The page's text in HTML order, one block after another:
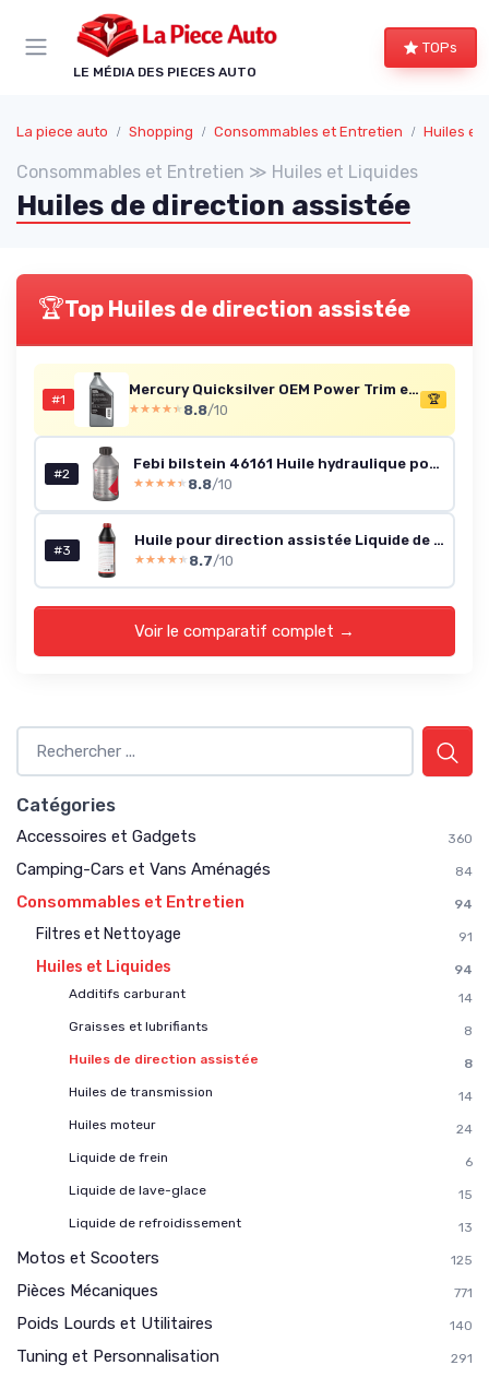
LE MÉDIA DES PIECES AUTO
TOPs
La piece auto Shopping Consommables et Entretien Huiles et
Consommables et Entretien ≫ Huiles et Liquides
Huiles de direction assistée
🏆Top Huiles de direction assistée
#1
Mercury Quicksilver OEM Power Trim et liquide de direction Qualité Marine quart Bouteille 92–858075q01
★★★★★
★★★★★ 8.8/10
🏆
#2
Febi bilstein 46161 Huile hydraulique pour centrale hydrauliques, direction assistée et et régulation de niveau (vert), 1 litre
★★★★★
★★★★★ 8.8/10
#3
Huile pour direction assistée Liquide de direction assistée 1145
★★★★★
★★★★★ 8.7/10
Voir le comparatif complet →
Catégories
Accessoires et Gadgets 360
Camping-Cars et Vans Aménagés 84
Consommables et Entretien 94
Filtres et Nettoyage 91
Huiles et Liquides
94
Additifs carburant
14
Graisses et lubrifiants
8
Huiles de direction assistée
8
Huiles de transmission
14
Huiles moteur
24
Liquide de frein
6
Liquide de lave-glace
15
Liquide de refroidissement
13
Motos et Scooters 125
Pièces Mécaniques 771
Poids Lourds et Utilitaires 140
Tuning et Personnalisation 291
Panneau de gestion des cookies